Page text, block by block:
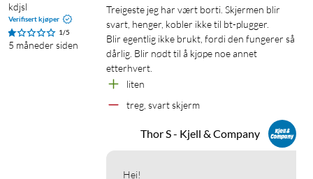
kdjsl
Verifisert kjøper
1/5
5 måneder siden
Treigeste jeg har vært borti. Skjermen blir
svart, henger, kobler ikke til bt-plugger.
Blir egentlig ikke brukt, fordi den fungerer så
dårlig. Blir nødt til å kjøpe noe annet
etterhvert.
liten
treg, svart skjerm
Thor S - Kjell & Company
Hei!